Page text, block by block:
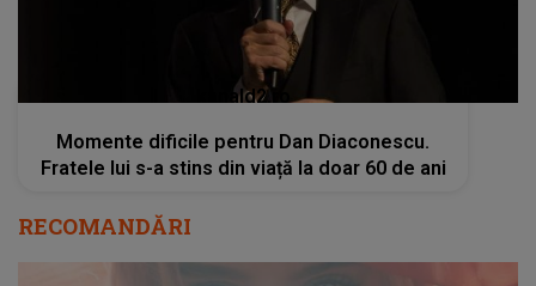
kanald2.ro
Momente dificile pentru Dan Diaconescu.
Fratele lui s-a stins din viață la doar 60 de ani
RECOMANDĂRI